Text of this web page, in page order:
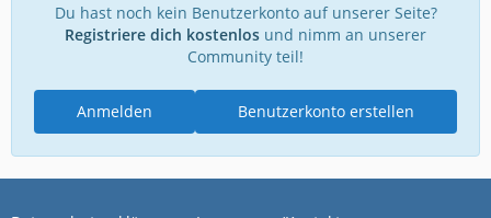
Du hast noch kein Benutzerkonto auf unserer Seite?
Registriere dich kostenlos und nimm an unserer
Community teil!
Benutzerkonto erstellen
Anmelden